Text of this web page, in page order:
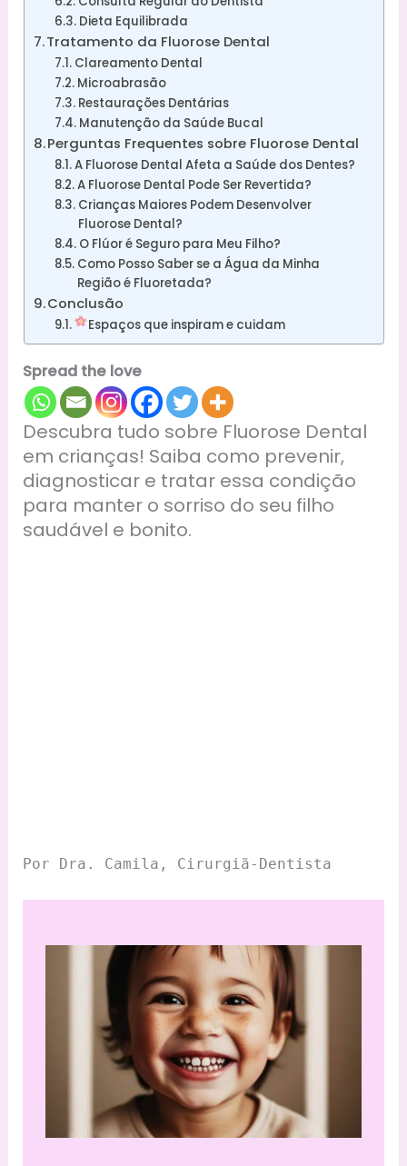
Dieta Equilibrada
Tratamento da Fluorose Dental
Clareamento Dental
Microabrasão
Restaurações Dentárias
Manutenção da Saúde Bucal
Perguntas Frequentes sobre Fluorose Dental
A Fluorose Dental Afeta a Saúde dos Dentes?
A Fluorose Dental Pode Ser Revertida?
Crianças Maiores Podem Desenvolver
Fluorose Dental?
O Flúor é Seguro para Meu Filho?
Como Posso Saber se a Água da Minha
Região é Fluoretada?
Conclusão
Espaços que inspiram e cuidam
Spread the love
Descubra tudo sobre Fluorose Dental
em crianças! Saiba como prevenir,
diagnosticar e tratar essa condição
para manter o sorriso do seu filho
saudável e bonito.
Por Dra. Camila, Cirurgiã-Dentista